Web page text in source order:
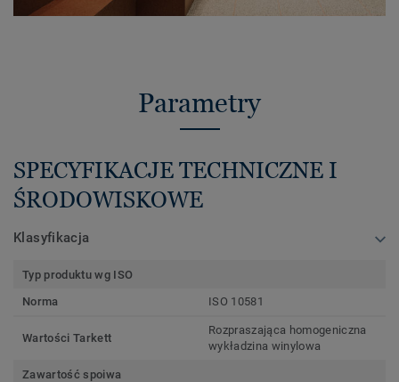
Parametry
SPECYFIKACJE TECHNICZNE I
ŚRODOWISKOWE
Klasyfikacja
Typ produktu wg ISO
Norma
ISO 10581
Wartości Tarkett
Rozpraszająca homogeniczna
wykładzina winylowa
Zawartość spoiwa